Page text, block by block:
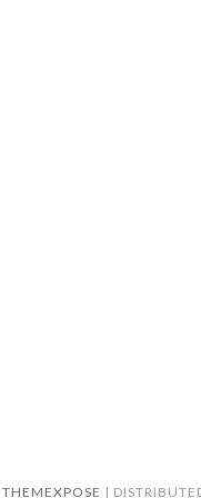
THEMEXPOSE |